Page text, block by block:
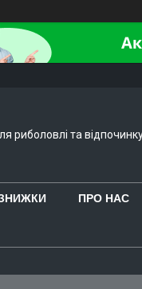
риболовлі та
ЗНИЖКИ ПРО НАС